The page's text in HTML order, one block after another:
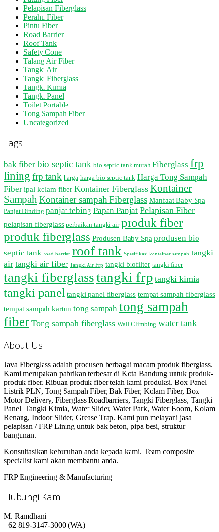
Pelapisan Fiberglass
Perahu Fiber
Pintu Fiber
Road Barrier
Roof Tank
Safety Cone
Talang Air Fiber
Tangki Air
Tangki Fiberglass
Tangki Kimia
Tangki Panel
Toilet Portable
Tong Sampah Fiber
Uncategorized
Tags
bak fiber bio septic tank bio septic tank murah Fiberglass frp
lining frp tank harga harga bio septic tank Harga Tong Sampah
Fiber ipal kolam fiber Kontainer Fiberglass Kontainer
Sampah Kontainer sampah Fiberglass Manfaat Baby Spa
Panjat Dinding panjat tebing Papan Panjat Pelapisan Fiber
pelapisan fiberglass perbaikan tangki air produk fiber
produk fiberglass Produsen Baby Spa produsen bio
septic tank road barrier roof tank Spesifikasi kontainer sampah tangki
air tangki air fiber Tangki Air Frp tangki biofilter tangki fiber
tangki fiberglasstangki frp tangki kimia
tangki panel tangki panel fiberglass tempat sampah fiberglass
tempat sampah kartun tong sampah tong sampah
fiber Tong sampah fiberglass Wall Climbing water tank
About Us
Java Fiberglass adalah produsen berbagai macam produk fiberglass.
Kami merupakan pabrikan terbesar di Kota Bandung untuk produk-
produk fiber. Ribuan produk fiber telah kami produksi. Box Panel
Listrik PLN, Tong Sampah Fiber, Bak Fiber, Kolam Fiber, Box
Motor Delivery, Fiberglass Roadbarriers, Tangki Fiberglass, Tangki
Panel, Tangki Kimia, Water Slider, Water Park, Water Boom, Kolam
Renang, Indoor Slider, Grease Trap. Kami pun melayani jasa
pelapisan / FRP Lining untuk bak beton, pipa besi, struktur
bangunan.
Konsultasikan kebutuhan anda kepada kami. Team composite
specialist kami akan membantu anda.
FRP Engineering & Manufacturing
Hubungi Kami
M. Ramdhani
+62 819-3147-3000 (WA)